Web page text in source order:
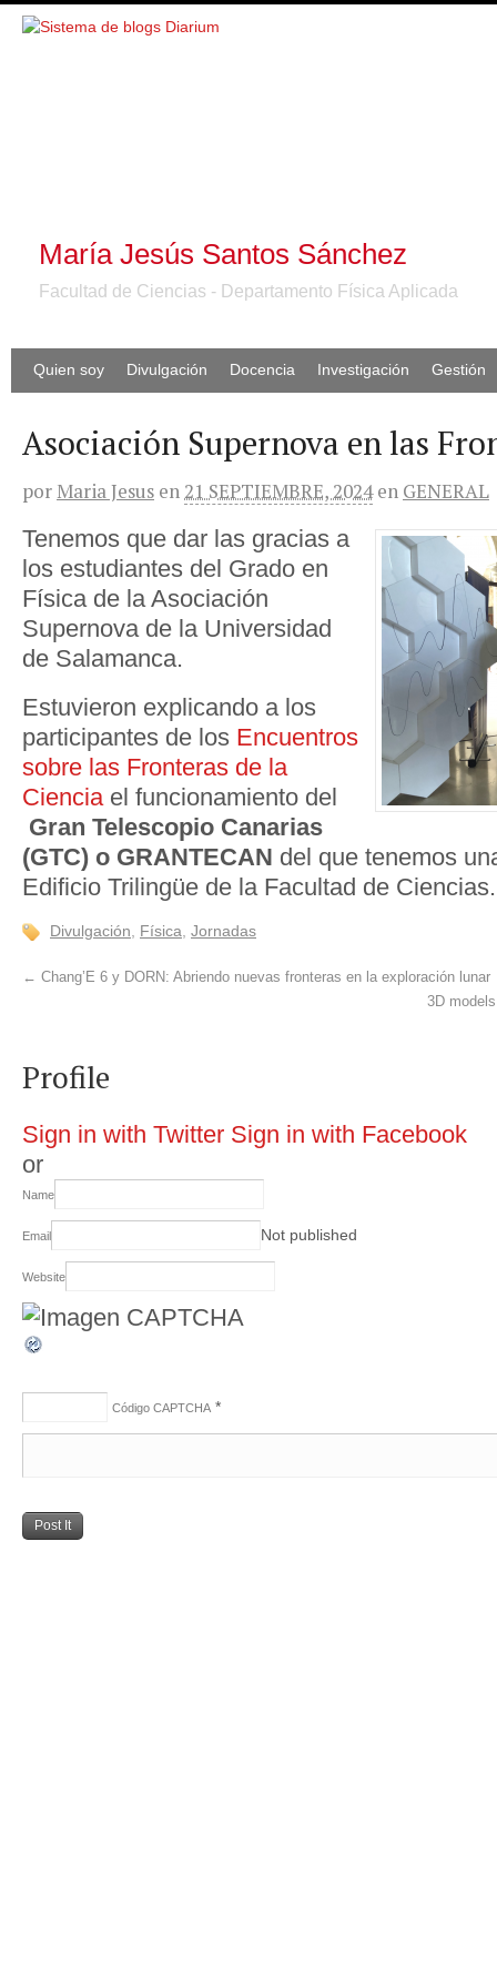
María Jesús Santos Sánchez
Facultad de Ciencias - Departamento Física Aplicada
Quien soy Divulgación Docencia Investigación Gestión
Asociación Supernova en las
por Maria Jesus en 21 SEPTIEMBRE, 2024 en GENERAL
Tenemos que dar las gracias a
los estudiantes del Grado en
Física de la Asociación
Supernova de la Universidad
de Salamanca.
Estuvieron explicando a los
participantes de los Encuentros
sobre las Fronteras de la
Ciencia el funcionamiento del
Gran Telescopio Canarias
(GTC) o GRANTECAN del que tenemos
Edificio Trilingüe de la Facultad de Ciencias.
Divulgación, Física, Jornadas
← Chang’E 6 y DORN: Abriendo nuevas fronteras en la exploración lunar
3D
Profile
Sign in with Twitter Sign in with Facebook
or
Name
Email Not published
Website
Código CAPTCHA *